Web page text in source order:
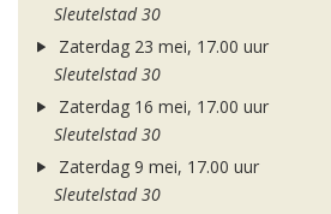
Sleutelstad 30
Zaterdag 23 mei, 17.00 uur
Sleutelstad 30
Zaterdag 16 mei, 17.00 uur
Sleutelstad 30
Zaterdag 9 mei, 17.00 uur
Sleutelstad 30